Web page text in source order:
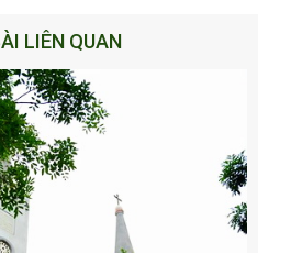
LIÊN QUAN